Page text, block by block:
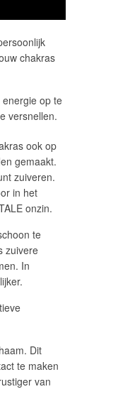
chakras
op te
versnellen.
ook op
gemaakt.
zuiveren.
in het
onzin.
te
zuivere
In
Dit
te maken
van